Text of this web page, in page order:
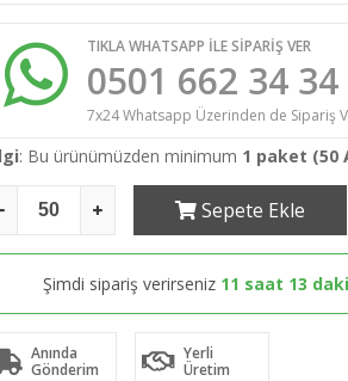
TIKLA WHATSAPP İLE SİPARİŞ VER
0501 662 34 34
7x24 Whatsapp Üzerinden de Sipariş
: Bu ürünümüzden minimum 1 paket (50
Sepete Ekle
Şimdi sipariş verirseniz 11 saat 13
Anında
Gönderim
Yerli
Üretim